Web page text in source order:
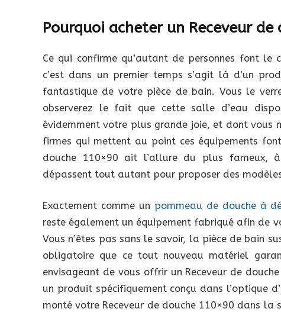
Pourquoi acheter un Receveur de
Ce qui confirme qu’autant de personnes font le
c’est dans un premier temps s’agit là d’un
fantastique de votre pièce de bain. Vous le
observerez le fait que cette salle d’eau
évidemment votre plus grande joie, et dont vous
firmes qui mettent au point ces équipements
douche 110×90 ait l’allure du plus fameux,
dépassent tout autant pour proposer des
Exactement comme un pommeau de douche à
reste également un équipement fabriqué afin de
Vous n’êtes pas sans le savoir, la pièce de bain
obligatoire que ce tout nouveau matériel
envisageant de vous offrir un Receveur de
un produit spécifiquement conçu dans l’optique d’
monté votre Receveur de douche 110×90 dans